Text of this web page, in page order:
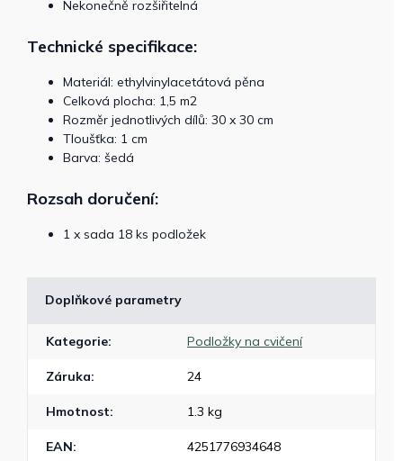
Nekonečně rozšiřitelná
Technické specifikace:
Materiál: ethylvinylacetátová pěna
Celková plocha: 1,5 m2
Rozměr jednotlivých dílů: 30 x 30 cm
Tloušťka: 1 cm
Barva: šedá
Rozsah doručení:
1 x sada 18 ks podložek
Doplňkové parametry
Kategorie: Podložky na cvičení
Záruka: 24
Hmotnost: 1.3 kg
EAN: 4251776934648